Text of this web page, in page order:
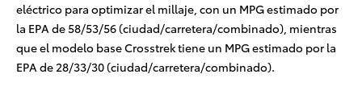
eléctrico para optimizar el millaje, con un MPG estimado por
la EPA de 58/53/56 (ciudad/carretera/combinado), mientras
que el modelo base Crosstrek tiene un MPG estimado por la
EPA de 28/33/30 (ciudad/carretera/combinado).